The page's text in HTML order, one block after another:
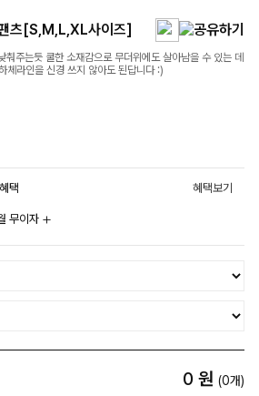
츠[S,M,L,XL사이즈]
주는듯 쿨한 소재감으로 무더위에도 살아남을 수 있는 데
체라인을 신경 쓰지 않아도 된답니다 :)
택 혜택보기
무이자
0 원 (0개)